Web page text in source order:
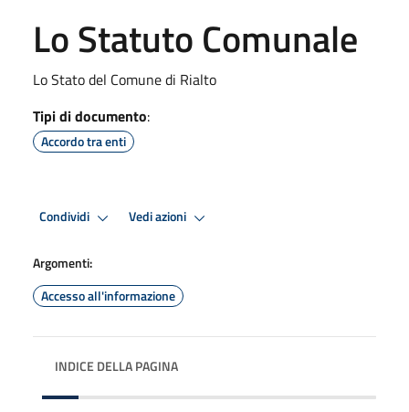
Lo Statuto Comunale
Lo Stato del Comune di Rialto
Tipi di documento:
Accordo tra enti
Condividi Vedi azioni
Argomenti:
Accesso all'informazione
INDICE DELLA PAGINA